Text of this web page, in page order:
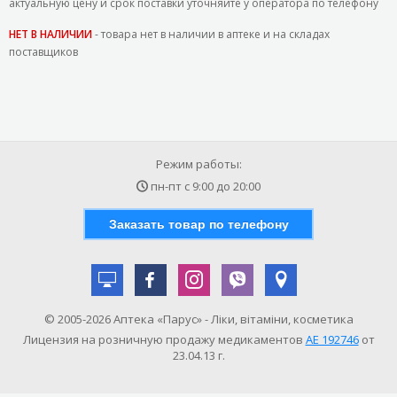
актуальную цену и срок поставки уточняйте у оператора по телефону
НЕТ В НАЛИЧИИ- товара нет в наличии в аптеке и на складах
поставщиков
Режим работы:
пн-пт с 9:00 до 20:00
Заказать товар по телефону
© 2005-2026 Аптека «Парус» - Ліки, вітаміни, косметика
Лицензия на розничную продажу медикаментов АE 192746от
23.04.13 г.